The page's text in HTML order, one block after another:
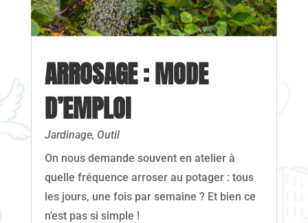
ARROSAGE : MODE
D’EMPLOI
Jardinage, Outil
On nous demande souvent en atelier à
quelle fréquence arroser au potager : tous
les jours, une fois par semaine ? Et bien ce
n’est pas si simple !